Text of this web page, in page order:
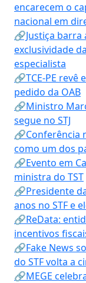
encarecem o
nacional em
🔗Justiça barra
exclusividade
especialista
🔗TCE-PE revê
pedido da OAB
🔗Ministro
segue no STJ
🔗Conferência
como um dos
🔗Evento em
ministra do TST
🔗Presidente
anos no STF e
🔗ReData:
incentivos
🔗Fake News
do STF volta a
🔗MEGE